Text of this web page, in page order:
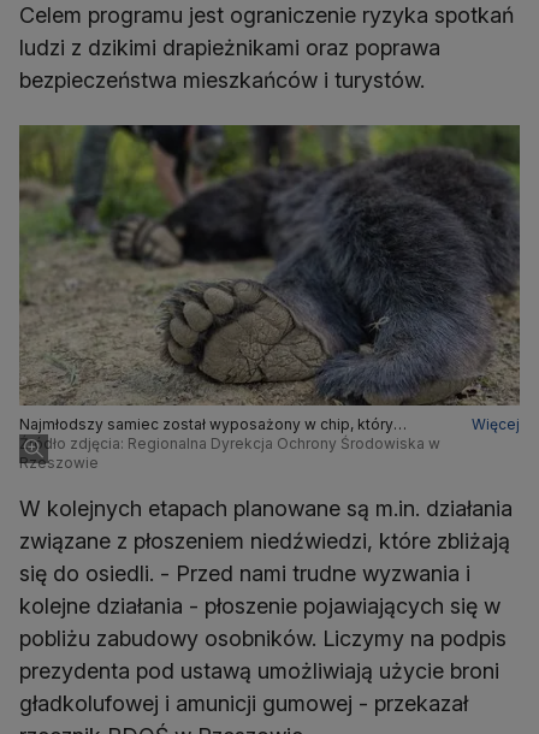
Celem programu jest ograniczenie ryzyka spotkań
ludzi z dzikimi drapieżnikami oraz poprawa
bezpieczeństwa mieszkańców i turystów.
Najmłodszy samiec został wyposażony w chip, który
umożliwi jego śledzenie
Więcej
Źródło zdjęcia: Regionalna Dyrekcja Ochrony Środowiska w
Rzeszowie
W kolejnych etapach planowane są m.in. działania
związane z płoszeniem niedźwiedzi, które zbliżają
się do osiedli. - Przed nami trudne wyzwania i
kolejne działania - płoszenie pojawiających się w
pobliżu zabudowy osobników. Liczymy na podpis
prezydenta pod ustawą umożliwiają użycie broni
gładkolufowej i amunicji gumowej - przekazał